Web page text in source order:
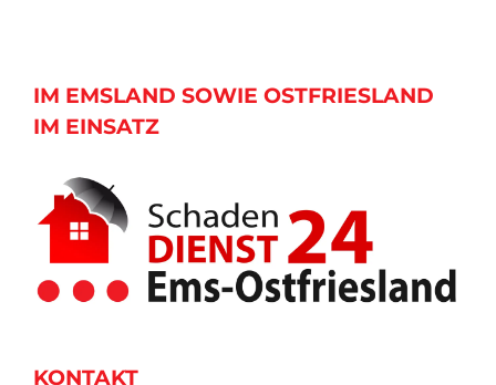
IM EMSLAND SOWIE OSTFRIESLAND
IM EINSATZ
KONTAKT